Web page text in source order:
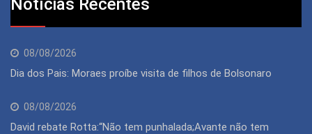
08/08/2026
Dia dos Pais: Moraes proíbe visita de filhos de Bolsonaro
08/08/2026
David rebate Rotta:“Não tem punhalada;Avante não tem